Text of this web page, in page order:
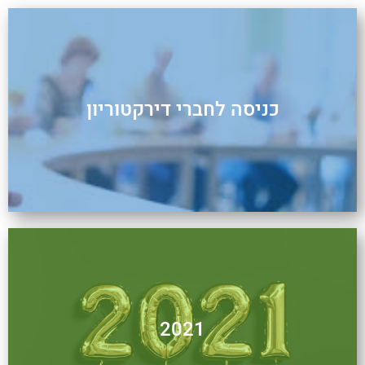
כניסה לחברי דירקטוריון
2021